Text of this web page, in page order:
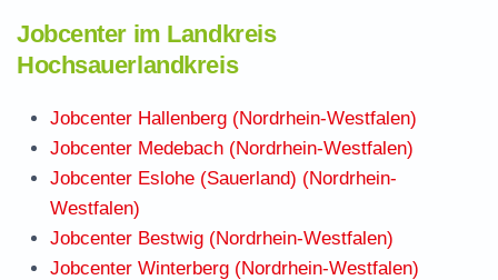
Jobcenter im Landkreis
Hochsauerlandkreis
Jobcenter Hallenberg (Nordrhein-Westfalen)
Jobcenter Medebach (Nordrhein-Westfalen)
Jobcenter Eslohe (Sauerland) (Nordrhein-
Westfalen)
Jobcenter Bestwig (Nordrhein-Westfalen)
Jobcenter Winterberg (Nordrhein-Westfalen)